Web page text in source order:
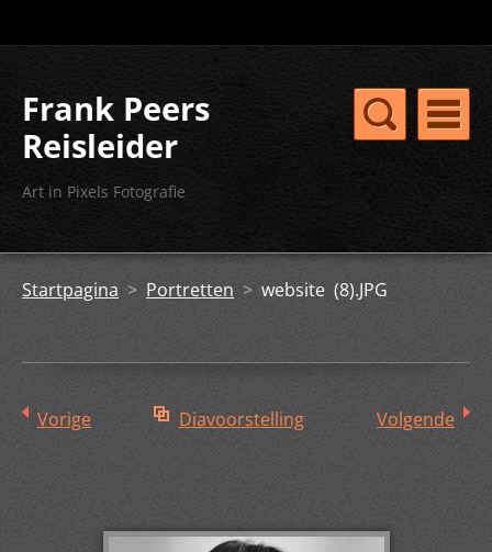
Frank Peers
Reisleider
Art in Pixels Fotografie
Startpagina > Portretten > website (8).JPG
Vorige Diavoorstelling Volgende